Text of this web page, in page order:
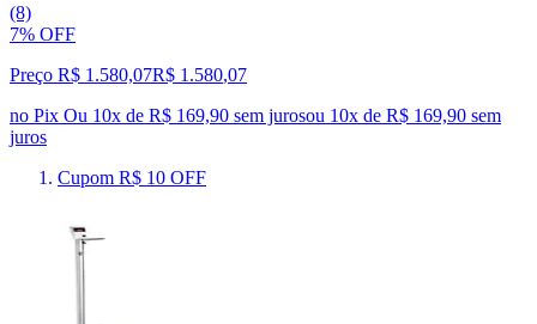
(8)
7% OFF
Preço R$ 1.580,07R$ 1.580,07
no Pix Ou 10x de R$ 169,90 sem jurosou 10x de R$ 169,90 sem
juros
Cupom R$ 10 OFF